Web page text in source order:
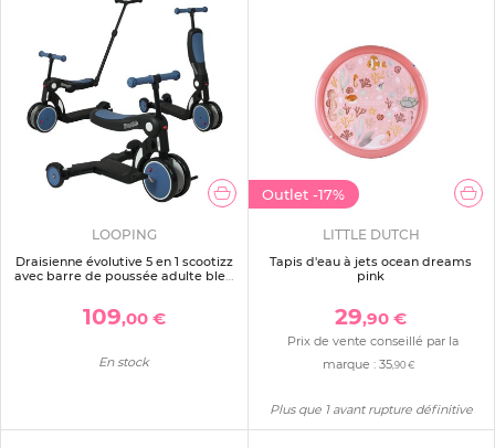
LOOPING
Draisienne évolutive 5 en 1 scootizz
avec barre de poussée adulte bleu
109,00 €
En stock
Outlet -17%
LITTLE DUTCH
Tapis d'eau à jets ocean dreams
pink
29,90 €
Prix de vente conseillé par la
marque : 35,90 €
Plus que 1 avant rupture définitive